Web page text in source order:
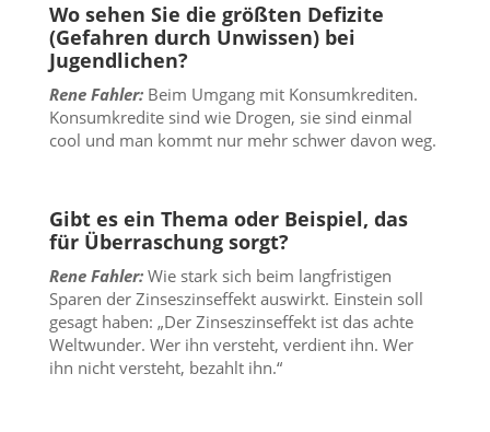
Wo sehen Sie die größten Defizite
(Gefahren durch Unwissen) bei
Jugendlichen?
Rene Fahler: Beim Umgang mit Konsumkrediten.
Konsumkredite sind wie Drogen, sie sind einmal
cool und man kommt nur mehr schwer davon weg.
Gibt es ein Thema oder Beispiel, das
für Überraschung sorgt?
Rene Fahler:Wie stark sich beim langfristigen
Sparen der Zinseszinseffekt auswirkt. Einstein soll
gesagt haben: „Der Zinseszinseffekt ist das achte
Weltwunder. Wer ihn versteht, verdient ihn. Wer
ihn nicht versteht, bezahlt ihn.“